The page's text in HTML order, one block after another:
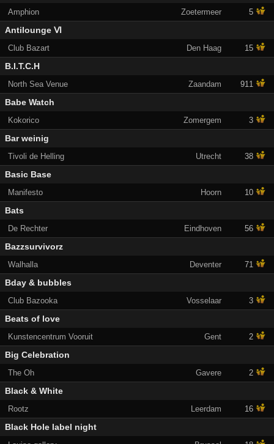
Amphion Zoetermeer 5
Antilounge Ⅵ
Club Bazart Den Haag 15
B.I.T.C.H
North Sea Venue Zaandam 911
Babe Watch
Kokorico Zomergem 3
Bar weinig
Tivoli de Helling Utrecht 38
Basic Base
Manifesto Hoorn 10
Bats
De Rechter Eindhoven 56
Bazzsurvivorz
Walhalla Deventer 71
Bday & bubbles
Club Bazooka Vosselaar 3
Beats of love
Kunstencentrum Vooruit Gent 2
Big Celebration
The Oh Gavere 2
Black & White
Rootz Leerdam 16
Black Hole label night